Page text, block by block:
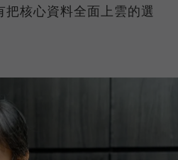
把核心資料全面上雲的選